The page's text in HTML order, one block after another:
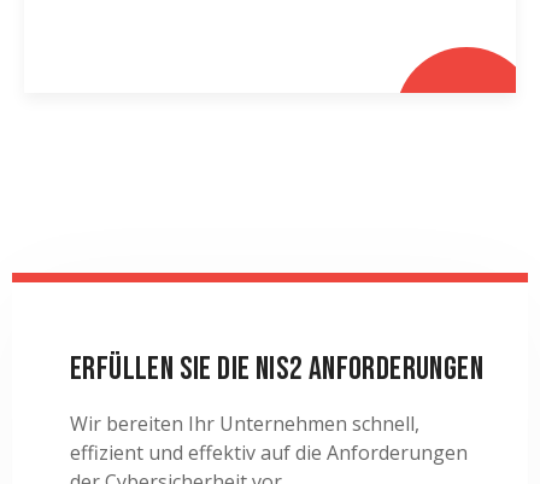
Erfüllen Sie die NIS2 Anforderungen
Wir bereiten Ihr Unternehmen schnell,
effizient und effektiv auf die Anforderungen